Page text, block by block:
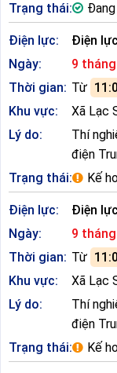
Trạng thái:
Điện lực:
Điện
Ngày:
9
Thời gian: Từ
Khu vực:
Xã Lạc
Lý do:
Thí
điện
Trạng thái:
Kế
Điện lực:
Điện
Ngày:
9
Thời gian: Từ
Khu vực:
Xã Lạc
Lý do:
Thí
điện
Trạng thái:
Kế